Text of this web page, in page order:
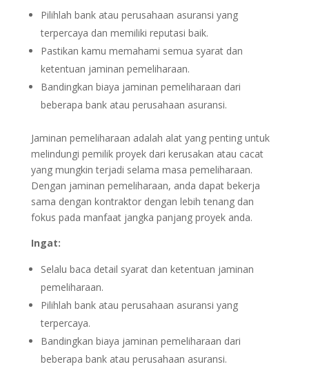
Pilihlah bank atau perusahaan asuransi yang
terpercaya dan memiliki reputasi baik.
Pastikan kamu memahami semua syarat dan
ketentuan jaminan pemeliharaan.
Bandingkan biaya jaminan pemeliharaan dari
beberapa bank atau perusahaan asuransi.
Jaminan pemeliharaan adalah alat yang penting untuk
melindungi pemilik proyek dari kerusakan atau cacat
yang mungkin terjadi selama masa pemeliharaan.
Dengan jaminan pemeliharaan, anda dapat bekerja
sama dengan kontraktor dengan lebih tenang dan
fokus pada manfaat jangka panjang proyek anda.
Ingat:
Selalu baca detail syarat dan ketentuan jaminan
pemeliharaan.
Pilihlah bank atau perusahaan asuransi yang
terpercaya.
Bandingkan biaya jaminan pemeliharaan dari
beberapa bank atau perusahaan asuransi.